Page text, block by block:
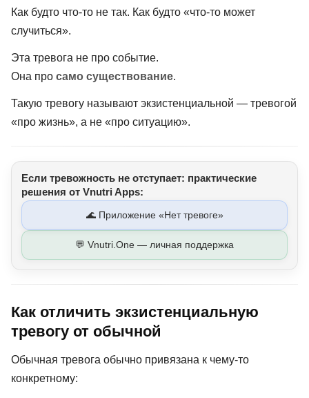
Как будто что-то не так. Как будто «что-то может
случиться».
Эта тревога не про событие.
Она про само существование.
Такую тревогу называют экзистенциальной — тревогой
«про жизнь», а не «про ситуацию».
Если тревожность не отступает: практические
решения от Vnutri Apps:
🌊 Приложение «Нет тревоге»
💬 Vnutri.One — личная поддержка
Как отличить экзистенциальную
тревогу от обычной
Обычная тревога обычно привязана к чему-то
конкретному: